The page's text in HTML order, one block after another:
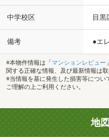
中学校区 目黒
備考 ●エ
※本物件情報は「 マンションレビュー
関する正確な情報、及び最新情報は
※当情報を基に発生した損害等につ
ご理解の上ご利用ください。
地